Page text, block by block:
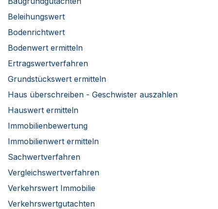
Beleihungswert
Bodenrichtwert
Bodenwert ermitteln
Ertragswertverfahren
Grundstückswert ermitteln
Haus überschreiben - Geschwister auszahlen
Hauswert ermitteln
Immobilienbewertung
Immobilienwert ermitteln
Sachwertverfahren
Vergleichswertverfahren
Verkehrswert Immobilie
Verkehrswertgutachten